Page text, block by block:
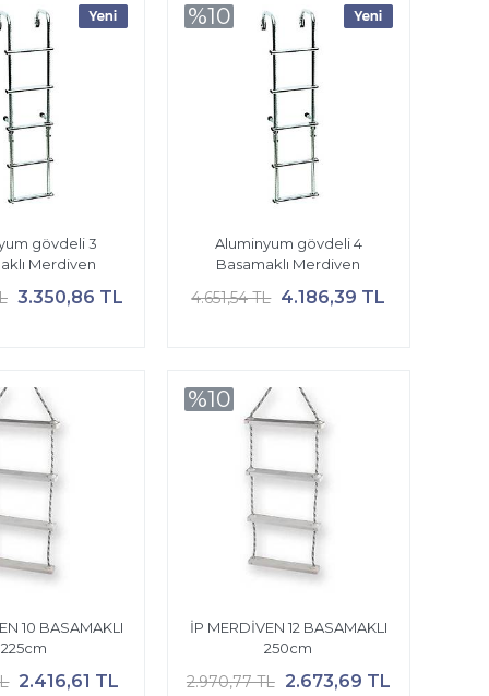
gövdeli 3
Merdiven
3.350,86 TL
Aluminyum gövdeli 4
Basamaklı Merdiven
4.651,54 TL 4.186,39 TL
%10
10 BASAMAKLI
225cm
2.416,61 TL
İP MERDİVEN 12 BASAMAKLI
250cm
2.970,77 TL 2.673,69 TL
%10